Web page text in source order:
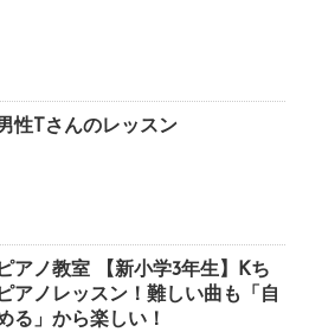
性Tさんのレッスン
アノ教室 【新小学3年生】Kち
アノレッスン！難しい曲も「自
る」から楽しい！